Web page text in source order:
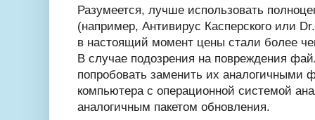
Разумеется, лучше использовать
(например, Антивирус Касперского или
в настоящий момент цены стали более
В случае подозрения на повреждения
попробовать заменить их аналогичными
компьютера с операционной системой
аналогичным пакетом обновления.